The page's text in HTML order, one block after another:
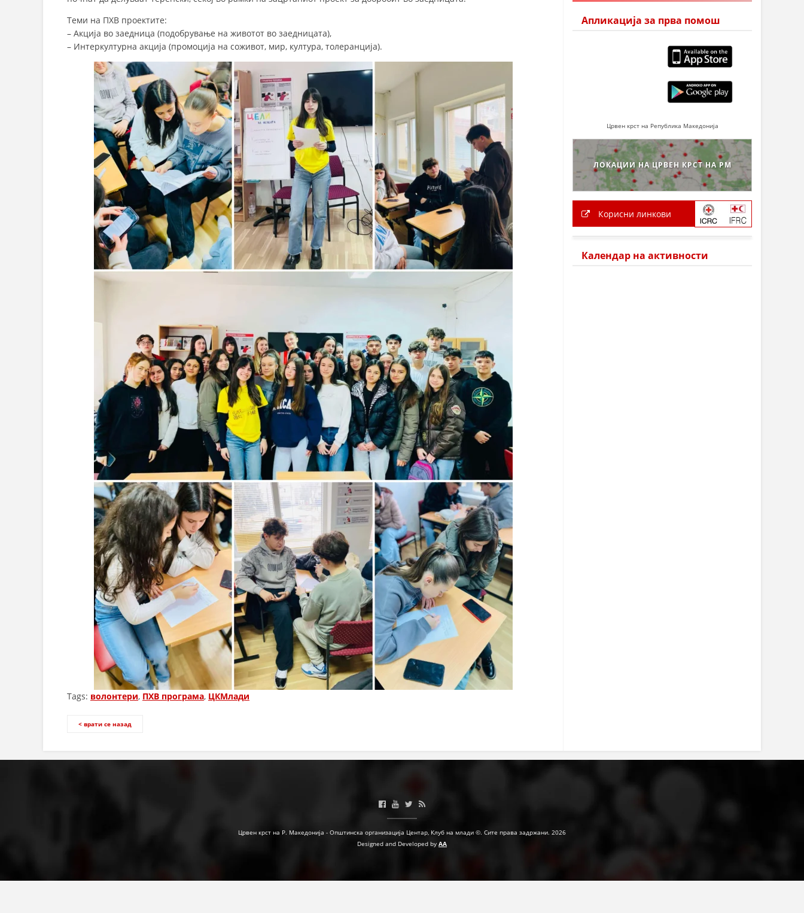
СОЦИЈАЛНО ХУМАНИТАРНА ДЕЈНОСТ
КАКО ДА ДОНИРАТЕ
ПОДГОТВЕНОСТ И ДЕЈСТВО ПРИ КАТАСТРОФИ
ТИМОВИ НА ООЦК
СПАСИТЕЛНА СТАНИЦА ВОДНО
ПРОЕКТИ – ПОДГОТВЕНОСТ И ДЕЈСТВУВАЊЕ ПРИ КАТАСТРОФИ
ОДНОСИ СО ЈАВНОСТ
ИСТРАЖУВАЊЕ НА ЈАВНО МИСЛЕЊЕ
ЗНАЧЕЊЕ НА СЛУЖБАТА ЗА БАРАЊЕ
ФОРМУЛАРИ ЗА БАРАЊА
ЗДРАВСТВЕНО ПРЕВЕНТИВНА ДЕЈНОСТ
ПРВА ПОМОШ
КРВОДАРИТЕЛСТВО
ИНФОРМАЦИИ ЗА БОЛЕСТИ
МЕНАЏМЕНТ НА ВОЛОНТЕРИ
ЗА НАС
ДЕЈСТВУВАЊЕ
ПРИРАЧНИЦИ
СТРАТЕГИИ
ЕДУКАТИВНО ИНФОРМАТИВНИ МАТЕРИЈАЛИ
БРОШУРИ
Теми на ПХВ проектите:
– Акција во заедница (подобрување на животот во заедницата),
– Интеркултурна акција (промоција на соживот, мир, култура, толеранцијa).
Tags: волонтери, ПХВ програма, ЦКМлади
< врати се назад
Апликација за прва помош
Црвен крст на Република Македонија
ЛОКАЦИИ НА ЦРВЕН КРСТ НА РМ
Корисни линкови
Календар на активности
Црвен крст на Р. Македонија - Општинска организација Центар, Клуб на млади ©. Сите права задржани. 2026
Designed and Developed by AA